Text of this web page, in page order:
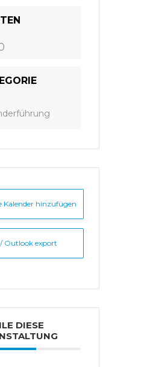
Kalender hinzufügen
Outlook export
DIESE